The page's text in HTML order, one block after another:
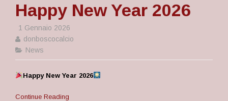
Happy New Year 2026
1 Gennaio 2026
donboscocalcio
News
Happy New Year 2026
Continue Reading